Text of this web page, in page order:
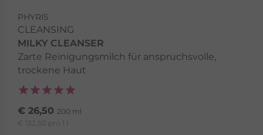
PHYRIS
CLEANSING
MILKY CLEANSER
Zarte Reinigungsmilch für anspruchsvolle,
trockene Haut
€ 26,50 200 ml
€ 132,50 pro 1 l